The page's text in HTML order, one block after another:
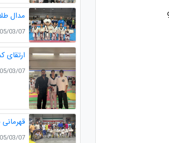
03/07
03/07
03/07